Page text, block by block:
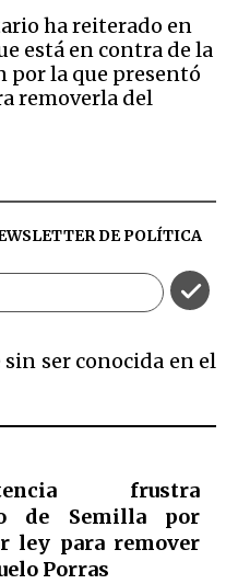
ha reiterado en
está en contra de la
por la que presentó
removerla del
DEPOLÍTICA
ser conocida en el
frustra
de Semilla por
ley para remover
Porras